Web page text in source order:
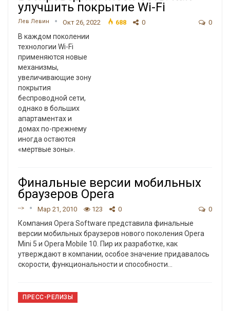
улучшить покрытие Wi-Fi
Лев Левин Окт 26, 2022 688 0 0
В каждом поколении
технологии Wi-Fi
применяются новые
механизмы,
увеличивающие зону
покрытия
беспроводной сети,
однако в больших
апартаментах и
домах по-прежнему
иногда остаются
«мертвые зоны».
Финальные версии мобильных
браузеров Opera
--> Мар 21, 2010 123 0 0
Компания Opera Software представила финальные
версии мобильных браузеров нового поколения Opera
Mini 5 и Opera Mobile 10. Пир их разработке, как
утверждают в компании, особое значение придавалось
скорости, функциональности и способности…
ПРЕСС-РЕЛИЗЫ